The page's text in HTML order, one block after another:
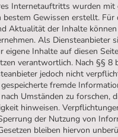
Internetauftritts wurden mit
Gewissen erstellt. Für
Aktualität der Inhalte
Als Diensteanbieter
eigene Inhalte auf diesen
verantwortlich. Nach §§ 8
jedoch nicht
fremde
Umständen zu forschen,
hinweisen.
der Nutzung von
bleiben hiervon